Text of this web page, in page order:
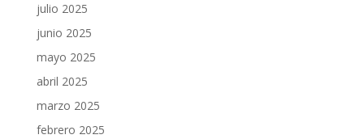
julio 2025
junio 2025
mayo 2025
abril 2025
marzo 2025
febrero 2025